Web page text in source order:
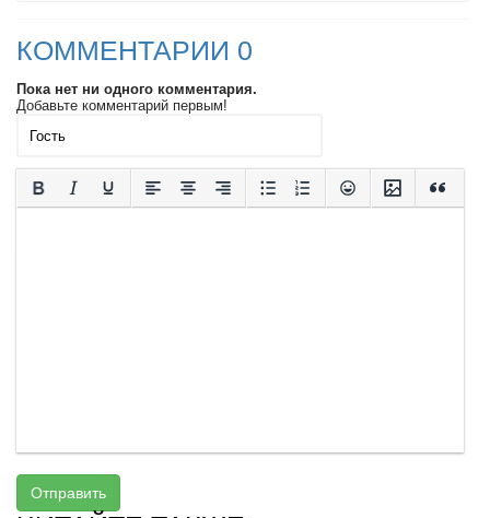
КОММЕНТАРИИ 0
Пока нет ни одного комментария.
Добавьте комментарий первым!
Отправить